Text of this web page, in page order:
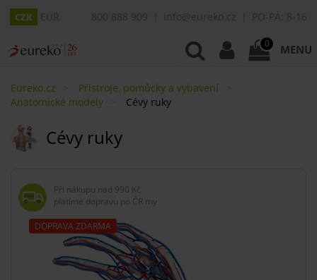
CZK
0 MENU
Eureko.cz
Přístroje, pomůcky a vybavení
Anatomické modely
Cévy ruky
Cévy ruky
Při nákupu nad 990 Kč
platíme dopravu po ČR my
DOPRAVA ZDARMA